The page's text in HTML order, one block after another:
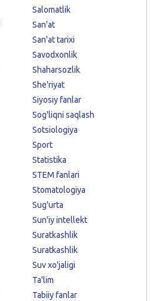
Salomatlik
San'at
San'at tarixi
Savodxonlik
Shaharsozlik
She'riyat
Siyosiy fanlar
Sog'liqni saqlash
Sotsiologiya
Sport
Statistika
STEM fanlari
Stomatologiya
Sug'urta
Sun'iy intellekt
Suratkashlik
Suratkashlik
Suv xo'jaligi
Ta'lim
Tabiiy fanlar